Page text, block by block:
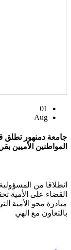
01
Aug
جامعة دمنهور تطلق
المواطنين الأميين
انطلاقا من
القضاء على الأمية
مبادرة محو الأمية
بالتعاون مع الهي